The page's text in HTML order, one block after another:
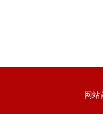
网站